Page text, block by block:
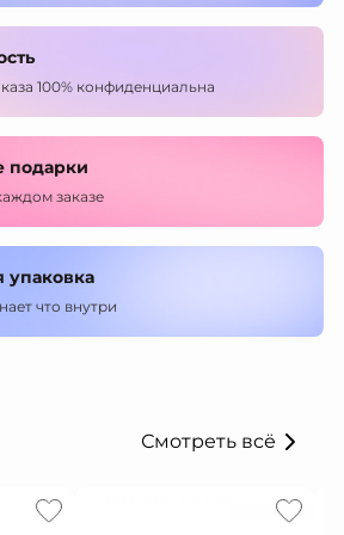
100% конфиденциальна
подарки
заказе
упаковка
что внутри
Смотреть всё